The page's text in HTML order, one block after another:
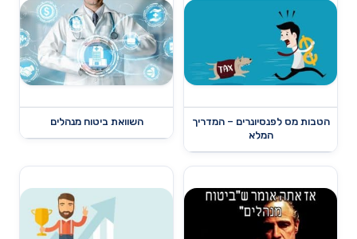
הטבות מס לפנסיונרים – המדריך
המלא
השוואת ביטוח מנהלים